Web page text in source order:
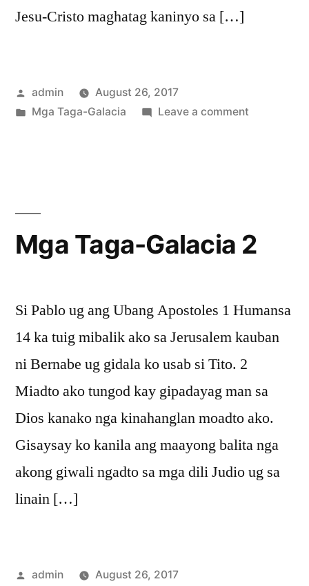
Jesu-Cristo maghatag kaninyo sa […]
Posted
by
admin
August 26, 2017
Posted
Mga Taga-Galacia Leave a commenton
Mga Taga-Galacia 2
Si Pablo ug ang Ubang Apostoles 1 Humansa
14 ka tuig mibalik ako sa Jerusalem kauban
ni Bernabe ug gidala ko usab si Tito. 2
Miadto ako tungod kay gipadayag man sa
Dios kanako nga kinahanglan moadto ako.
Gisaysay ko kanila ang maayong balita nga
akong giwali ngadto sa mga dili Judio ug sa
linain […]
Posted
admin
August 26, 2017